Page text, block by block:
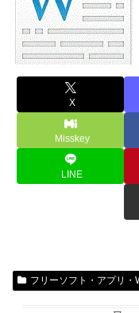
X
Misskey
LINE
フリーソフト・アプリ・